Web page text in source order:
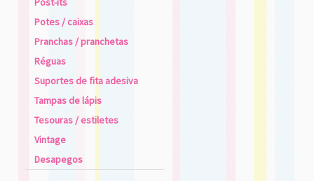
Potes / caixas
Pranchas / pranchetas
Réguas
Suportes de fita adesiva
Tampas de lápis
Tesouras / estiletes
Vintage
Desapegos